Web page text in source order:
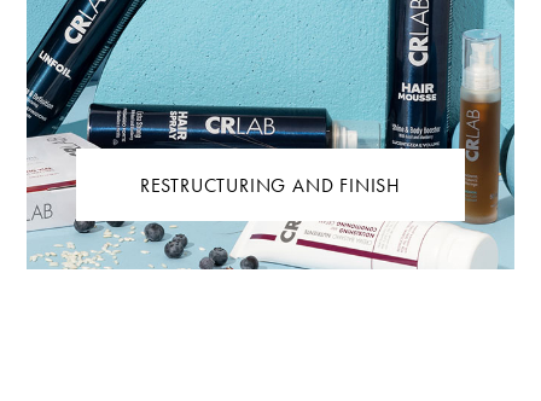
RESTRUCTURING AND FINISH